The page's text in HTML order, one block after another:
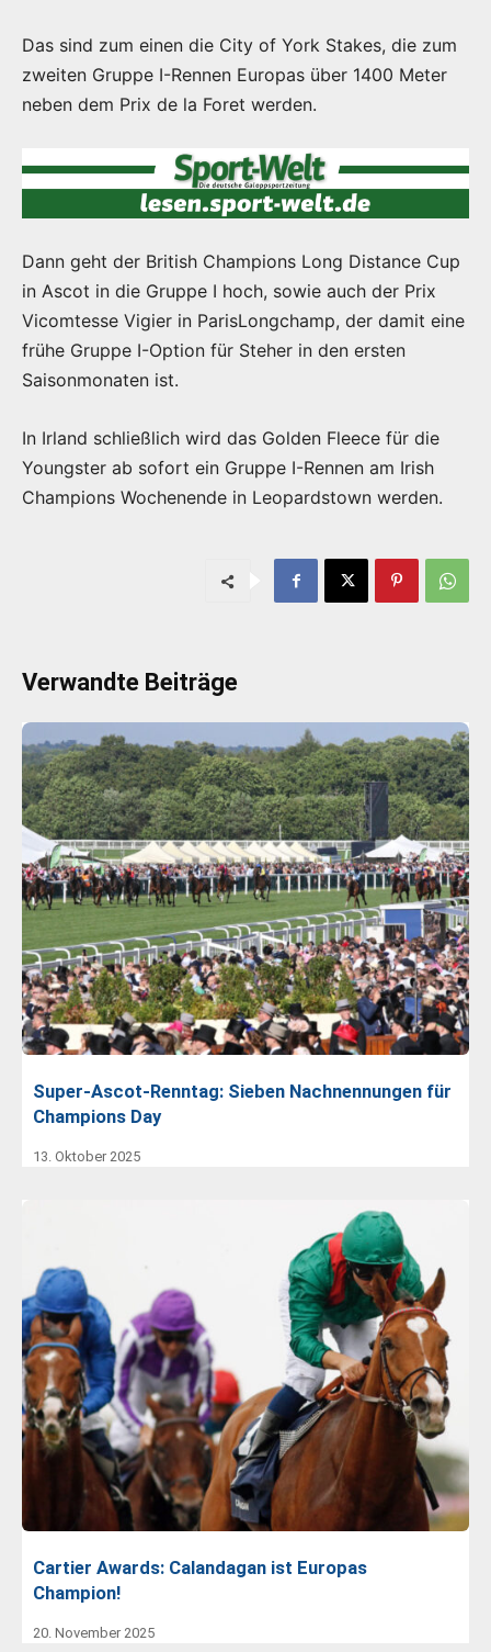
Das sind zum einen die City of York Stakes, die zum
zweiten Gruppe I-Rennen Europas über 1400 Meter
neben dem Prix de la Foret werden.
Dann geht der British Champions Long Distance Cup
in Ascot in die Gruppe I hoch, sowie auch der Prix
Vicomtesse Vigier in ParisLongchamp, der damit eine
frühe Gruppe I-Option für Steher in den ersten
Saisonmonaten ist.
In Irland schließlich wird das Golden Fleece für die
Youngster ab sofort ein Gruppe I-Rennen am Irish
Champions Wochenende in Leopardstown werden.
Verwandte Beiträge
Super-Ascot-Renntag: Sieben Nachnennungen für
Champions Day
13. Oktober 2025
Cartier Awards: Calandagan ist Europas
Champion!
20. November 2025